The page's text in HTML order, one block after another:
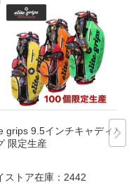
grips 9.5インチキャディバ
限定生産
ストア在庫： 2442